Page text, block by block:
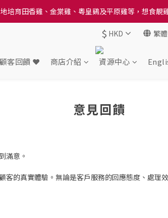
方法中選擇區域 - 然後當填寫地址時, 請小心選擇分
培育田香雞、金棠雞、粵皇鷄及平原雞等，想食靚
方法中選擇區域 - 然後當填寫地址時, 請小心選擇分
$ HKD 繁
顧客回饋 ❤️ 商店介紹 資源中心
意見回饋
滿意。
的真實體驗。無論是客戶服務的回應態度、處理